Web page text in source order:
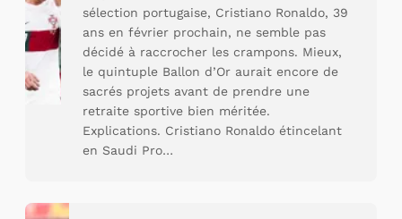
sélection portugaise, Cristiano Ronaldo, 39
ans en février prochain, ne semble pas
décidé à raccrocher les crampons. Mieux,
le quintuple Ballon d’Or aurait encore de
sacrés projets avant de prendre une
retraite sportive bien méritée.
Explications. Cristiano Ronaldo étincelant
en Saudi Pro…